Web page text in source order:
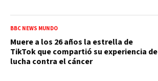
BBC NEWS MUNDO
Muere a los 26 años la estrella de
TikTok que compartió su experiencia de
lucha contra el cáncer